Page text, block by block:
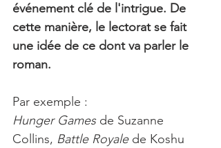
événement clé de l'intrigue. De
cette manière, le lectorat se fait
une idée de ce dont va parler le
roman.
Par exemple :
Hunger Games de Suzanne
Collins, Battle Royale de Koshu